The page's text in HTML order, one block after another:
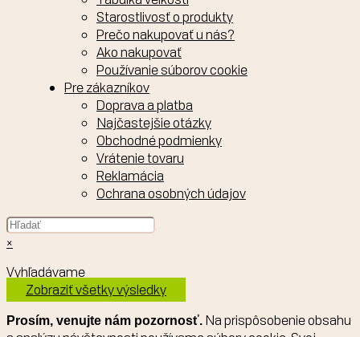
Starostlivosť o produkty
Prečo nakupovať u nás?
Ako nakupovať
Používanie súborov cookie
Pre zákazníkov
Doprava a platba
Najčastejšie otázky
Obchodné podmienky
Vrátenie tovaru
Reklamácia
Ochrana osobných údajov
×
Vyhľadávame
Zobraziť všetky výsledky
Prosím, venujte nám pozornosť. Na prispôsobenie obsahu